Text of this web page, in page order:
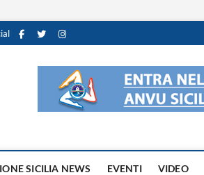
SICILIA NEWS EVENTI VIDEO